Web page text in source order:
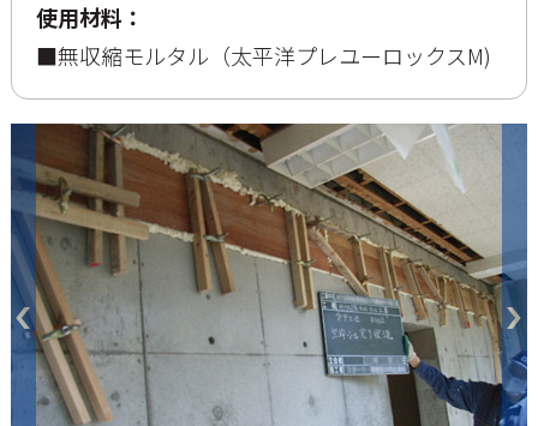
使用材料：
■無収縮モルタル（太平洋プレユーロックスM)